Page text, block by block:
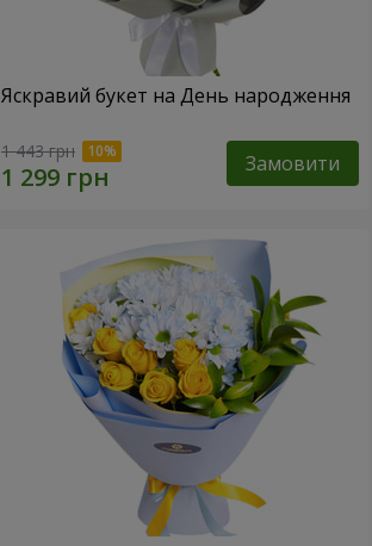
Яскравий букет на День народження
1 443 грн Замовити